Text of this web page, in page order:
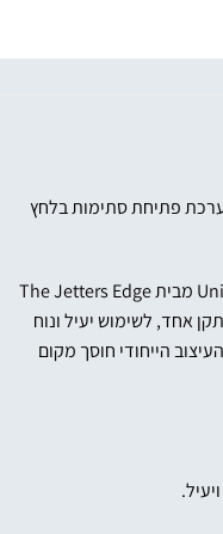
פתיחת סתימות בלחץ
המעמד Unique Double Stacked Hose 1/4 מבית The Jetters Edge
אחד, לשימוש יעיל ונוח
הייחודי חוסך מקום